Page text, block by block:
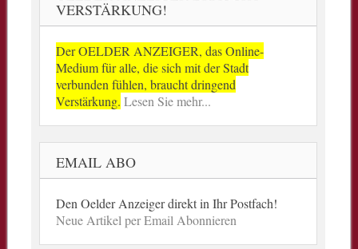
VERSTÄRKUNG!
Der OELDER ANZEIGER, das Online-
Medium für alle, die sich mit der Stadt
verbunden fühlen, braucht dringend
Verstärkung. Lesen Sie mehr...
EMAIL ABO
Den Oelder Anzeiger direkt in Ihr Postfach!
Neue Artikel per Email Abonnieren